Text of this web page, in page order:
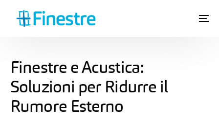
Finestre e Acustica:
Soluzioni per Ridurre il
Rumore Esterno